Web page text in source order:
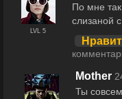
LVL 5
По мне
слизаной
Mother
Ты